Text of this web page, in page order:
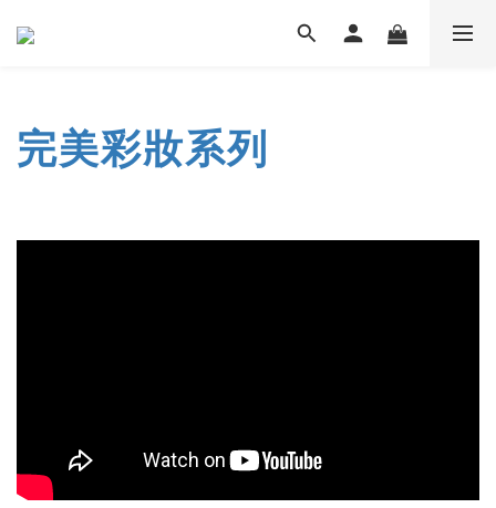
完美彩妝系列